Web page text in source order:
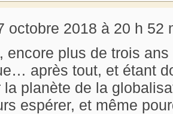
octobre 2018 à 20 h 52
plus de trois
après tout, et étant
la planète de la
espérer, et même